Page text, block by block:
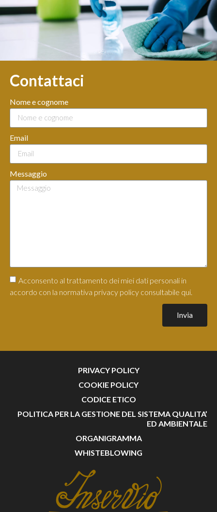
Contattaci
Nome e cognome
Email
Messaggio
Acconsento al trattamento dei miei dati personali in
accordo con la normativa privacy policy consultabile qui.
Invia
PRIVACY POLICY
COOKIE POLICY
CODICE ETICO
POLITICA PER LA GESTIONE DEL SISTEMA QUALITA’
ED AMBIENTALE
ORGANIGRAMMA
WHISTEBLOWING